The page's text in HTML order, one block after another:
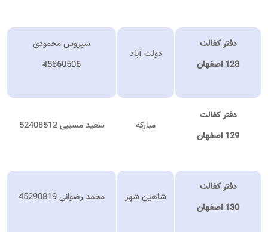
دفتر کفالت
128 اصفهان
دولت آباد
سیروس محمودی
45860506
دفتر کفالت
129 اصفهان
مبارکه سعید مسیبی 52408512
دفتر کفالت
130 اصفهان
شاهین شهر محمد رضوانی 45290819